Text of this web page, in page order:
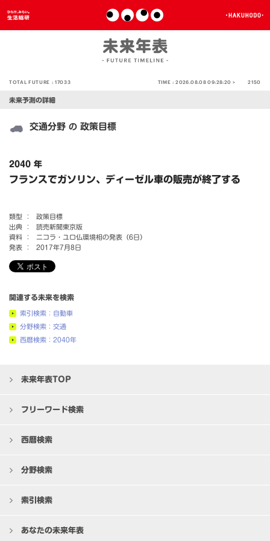
TOTAL FUTURE :17033 TIME :2026.08.08 09:28:20 > 2150
未来予測の詳細
交通分野 の 政策目標
2040 年
フランスでガソリン、ディーゼル車の販売が終了する
類型 ：
政策目標
出典 ：
読売新聞東京版
資料 ：
ニコラ・ユロ仏環境相の発表（6日）
発表 ：
2017年7月8日
関連する未来を検索
索引検索：自動車
分野検索：交通
西暦検索：2040年
未来年表TOP
フリーワード検索
西暦検索
分野検索
索引検索
あなたの未来年表